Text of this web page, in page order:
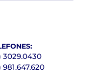
3029.0430
981.647.620